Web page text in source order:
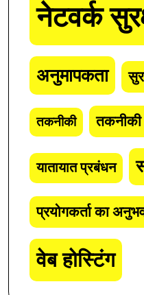
नेटवर्क
अनुमापकता
तकनीकी तकनीकी
यातायात प्रबंधन
प्रयोगकर्ता का
वेब होस्टिंग